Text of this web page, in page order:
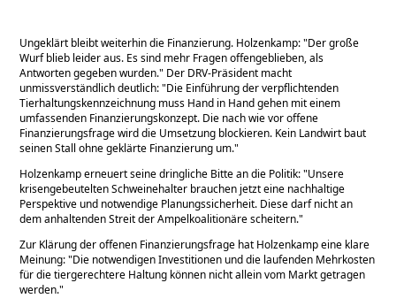
Ungeklärt bleibt weiterhin die Finanzierung. Holzenkamp: Der große
Wurf blieb leider aus. Es sind mehr Fragen offengeblieben, als
Antworten gegeben wurden. Der DRV-Präsident macht
unmissverständlich deutlich: Die Einführung der verpflichtenden
Tierhaltungskennzeichnung muss Hand in Hand gehen mit einem
umfassenden Finanzierungskonzept. Die nach wie vor offene
Finanzierungsfrage wird die Umsetzung blockieren. Kein Landwirt baut
seinen Stall ohne geklärte Finanzierung um.
Holzenkamp erneuert seine dringliche Bitte an die Politik: Unsere
krisengebeutelten Schweinehalter brauchen jetzt eine nachhaltige
Perspektive und notwendige Planungssicherheit. Diese darf nicht an
dem anhaltenden Streit der Ampelkoalitionäre scheitern.
Zur Klärung der offenen Finanzierungsfrage hat Holzenkamp eine klare
Meinung: Die notwendigen Investitionen und die laufenden Mehrkosten
für die tiergerechtere Haltung können nicht allein vom Markt getragen
werden.